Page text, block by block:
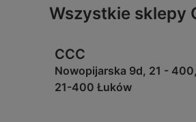
Wszystkie sklepy
CCC
Nowopijarska 9d, 21 -
21-400 Łuków